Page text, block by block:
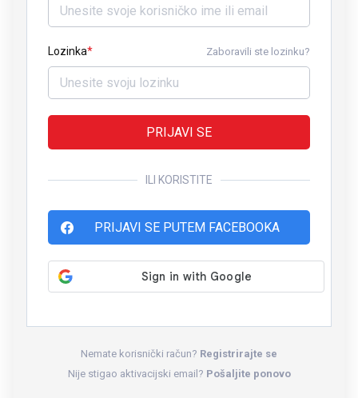
Lozinka Zaboravili ste lozinku?
PRIJAVI SE
ILI KORISTITE
PRIJAVI SE PUTEM FACEBOOKA
Nemate korisnički račun? Registrirajte se
Nije stigao aktivacijski email? Pošaljite ponovo